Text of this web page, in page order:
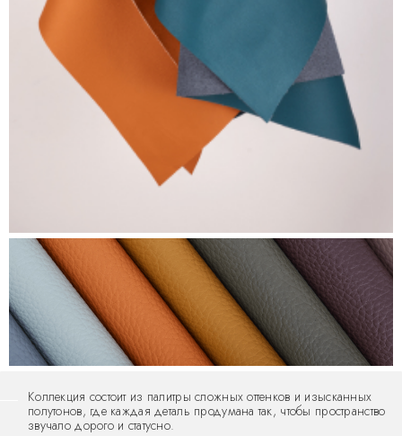
Коллекция состоит из палитры сложных оттенков и изысканных
полутонов, где каждая деталь продумана так, чтобы пространство
звучало дорого и статусно.